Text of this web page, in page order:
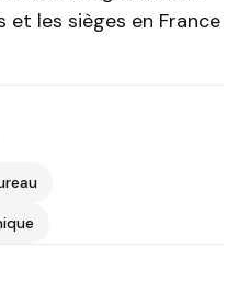
et les sièges en France